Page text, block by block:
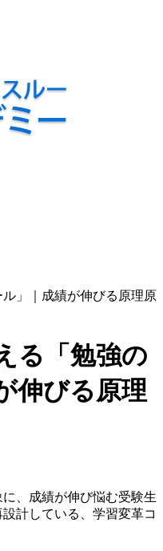
」｜成績が伸びる原理原
る「勉強の
伸びる原理
、成績が伸び悩む受験生
計している、学習変革コ